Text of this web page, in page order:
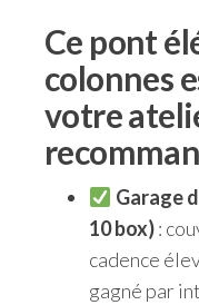
Ce pont
colonnes
votre
Garage
10 box):
cadence
gagné par